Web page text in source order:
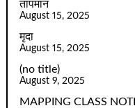
तापमान
August 15, 2025
मृदा
August 15, 2025
(no title)
August 9, 2025
MAPPING CLASS